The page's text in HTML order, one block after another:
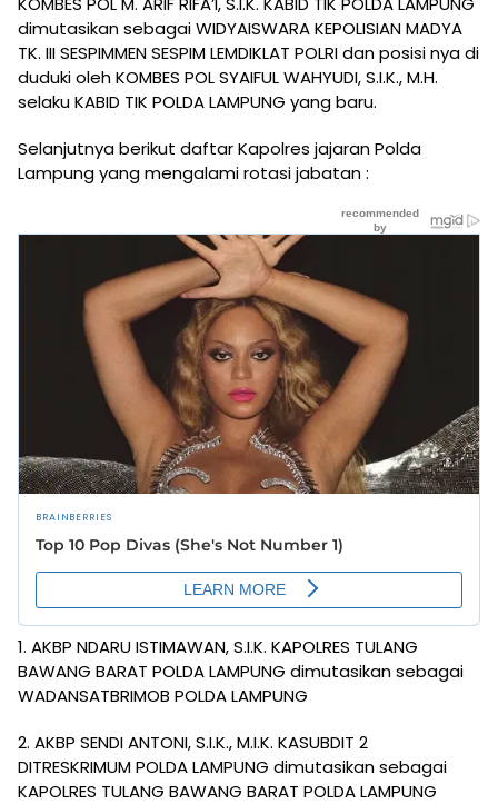
dimutasikan sebagai WIDYAISWARA KEPOLISIAN MADYA
TK. III SESPIMMEN SESPIM LEMDIKLAT POLRI dan posisi nya di
duduki oleh KOMBES POL SYAIFUL WAHYUDI, S.I.K., M.H.
selaku KABID TIK POLDA LAMPUNG yang baru.
Selanjutnya berikut daftar Kapolres jajaran Polda
Lampung yang mengalami rotasi jabatan :
1. AKBP NDARU ISTIMAWAN, S.I.K. KAPOLRES TULANG
BAWANG BARAT POLDA LAMPUNG dimutasikan sebagai
WADANSATBRIMOB POLDA LAMPUNG
2. AKBP SENDI ANTONI, S.I.K., M.I.K. KASUBDIT 2
DITRESKRIMUM POLDA LAMPUNG dimutasikan sebagai
KAPOLRES TULANG BAWANG BARAT POLDA LAMPUNG